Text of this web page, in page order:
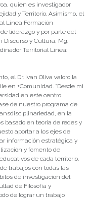
quien es investigador
y Territorio. Asimismo, el
Línea Formación
liderazgo y por parte del
Discurso y Cultura, Mg.
Territorial Línea:
el Dr. Ivan Oliva valoró la
en +Comunidad. “Desde mi
en este centro
de nuestro programa de
en la
basado en teoría de redes y
aportar a los ejes de
información estratégica y
y fomento de
de cada territorio.
trabajos con todas las
de investigación del
de Filosofía y
de lograr un trabajo